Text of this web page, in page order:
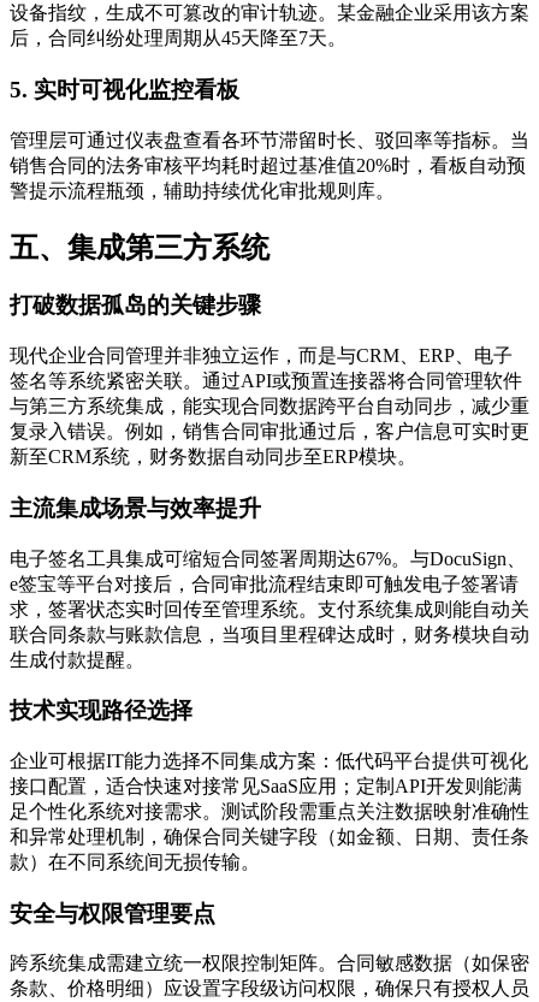
设备指纹，生成不可篡改的审计轨迹。某金融企业采用该方案
后，合同纠纷处理周期从45天降至7天。
5. 实时可视化监控看板
管理层可通过仪表盘查看各环节滞留时长、驳回率等指标。当
销售合同的法务审核平均耗时超过基准值20%时，看板自动预
警提示流程瓶颈，辅助持续优化审批规则库。
五、集成第三方系统
打破数据孤岛的关键步骤
现代企业合同管理并非独立运作，而是与CRM、ERP、电子
签名等系统紧密关联。通过API或预置连接器将合同管理软件
与第三方系统集成，能实现合同数据跨平台自动同步，减少重
复录入错误。例如，销售合同审批通过后，客户信息可实时更
新至CRM系统，财务数据自动同步至ERP模块。
主流集成场景与效率提升
电子签名工具集成可缩短合同签署周期达67%。与DocuSign、
e签宝等平台对接后，合同审批流程结束即可触发电子签署请
求，签署状态实时回传至管理系统。支付系统集成则能自动关
联合同条款与账款信息，当项目里程碑达成时，财务模块自动
生成付款提醒。
技术实现路径选择
企业可根据IT能力选择不同集成方案：低代码平台提供可视化
接口配置，适合快速对接常见SaaS应用；定制API开发则能满
足个性化系统对接需求。测试阶段需重点关注数据映射准确性
和异常处理机制，确保合同关键字段（如金额、日期、责任条
款）在不同系统间无损传输。
安全与权限管理要点
跨系统集成需建立统一权限控制矩阵。合同敏感数据（如保密
条款、价格明细）应设置字段级访问权限，确保只有授权人员